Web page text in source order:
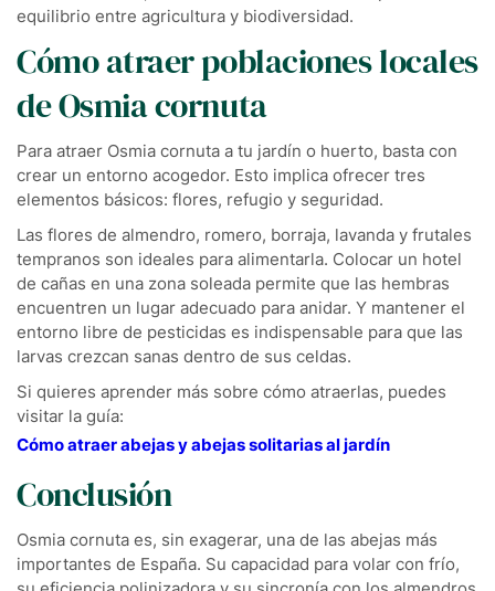
equilibrio entre agricultura y biodiversidad.
Cómo atraer poblaciones locales
de Osmia cornuta
Para atraer Osmia cornuta a tu jardín o huerto, basta con
crear un entorno acogedor. Esto implica ofrecer tres
elementos básicos: flores, refugio y seguridad.
Las flores de almendro, romero, borraja, lavanda y frutales
tempranos son ideales para alimentarla. Colocar un hotel
de cañas en una zona soleada permite que las hembras
encuentren un lugar adecuado para anidar. Y mantener el
entorno libre de pesticidas es indispensable para que las
larvas crezcan sanas dentro de sus celdas.
Si quieres aprender más sobre cómo atraerlas, puedes
visitar la guía:
Cómo atraer abejas y abejas solitarias al jardín
Conclusión
Osmia cornuta es, sin exagerar, una de las abejas más
importantes de España. Su capacidad para volar con frío,